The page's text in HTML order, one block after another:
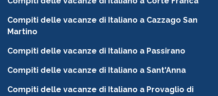
Compiti delle vacanze di Italiano a Cazzago San
Martino
Compiti delle vacanze di Italiano a Passirano
Compiti delle vacanze di Italiano a Sant'Anna
Compiti delle vacanze di Italiano a Provaglio di